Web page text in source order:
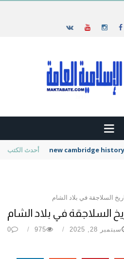
أحدث الكتب new cambridge
السلاجقة في بلاد الشام
السلاجقة في بلاد الشام
سبتمبر 28, 2025 975
0